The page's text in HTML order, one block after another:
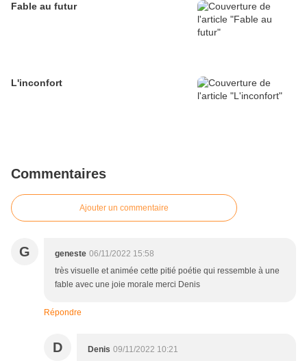
Fable au futur
L'inconfort
Commentaires
Ajouter un commentaire
G geneste 06/11/2022 15:58
très visuelle et animée cette pitié poétie qui ressemble à une
fable avec une joie morale merci Denis
Répondre
D Denis 09/11/2022 10:21